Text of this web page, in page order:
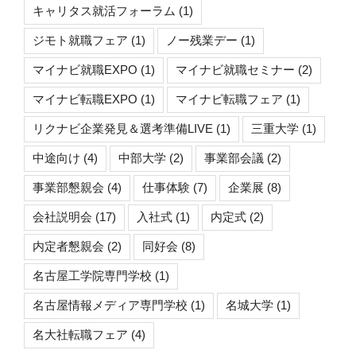
キャリタス就活フォーラム (1)
ジモト就職フェア (1) ノー残業デー (1)
マイナビ就職EXPO (1) マイナビ就職セミナー (2)
マイナビ転職EXPO (1) マイナビ転職フェア (1)
リクナビ企業発見＆選考準備LIVE (1) 三重大学 (1)
中途向け (4) 中部大学 (2) 事業部会議 (2)
事業部懇親会 (4) 仕事体験 (7) 企業展 (8)
会社説明会 (17) 入社式 (1) 内定式 (2)
内定者懇親会 (2) 同好会 (8)
名古屋工学院専門学校 (1)
名古屋情報メディア専門学校 (1) 名城大学 (1)
名大社転職フェア (4)